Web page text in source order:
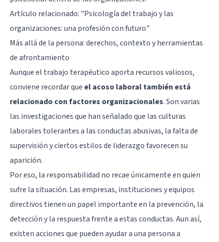
Artículo relacionado: "Psicología del trabajo y las
organizaciones: una profesión con futuro"
Más allá de la persona: derechos, contexto y herramientas
de afrontamiento
Aunque el trabajo terapéutico aporta recursos valiosos,
conviene recordar que el acoso laboral también está
relacionado con factores organizacionales. Son varias
las investigaciones que han señalado que las culturas
laborales tolerantes a las conductas abusivas, la falta de
supervisión y ciertos estilos de liderazgo favorecen su
aparición.
Por eso, la responsabilidad no recae únicamente en quien
sufre la situación. Las empresas, instituciones y equipos
directivos tienen un papel importante en la prevención, la
detección y la respuesta frente a estas conductas. Aun así,
existen acciones que pueden ayudar a una persona a